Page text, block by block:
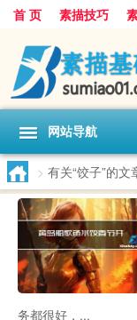
首 页 素描技巧
基础
超写实
网站导航
> 有关“饺子”的文
务都很好，...